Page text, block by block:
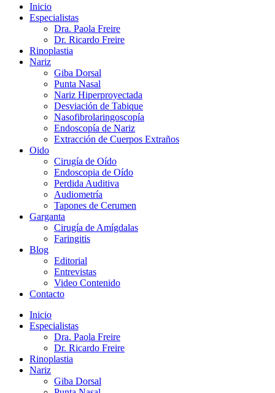
Inicio
Especialistas
Dra. Paola Freire
Dr. Ricardo Freire
Rinoplastia
Nariz
Giba Dorsal
Punta Nasal
Nariz Hiperproyectada
Desviación de Tabique
Nasofibrolaringoscopía
Endoscopía de Nariz
Extracción de Cuerpos Extraños
Oido
Cirugía de Oído
Endoscopia de Oído
Perdida Auditiva
Audiometría
Tapones de Cerumen
Garganta
Cirugía de Amígdalas
Faringitis
Blog
Editorial
Entrevistas
Video Contenido
Contacto
Inicio
Especialistas
Dra. Paola Freire
Dr. Ricardo Freire
Rinoplastia
Nariz
Giba Dorsal